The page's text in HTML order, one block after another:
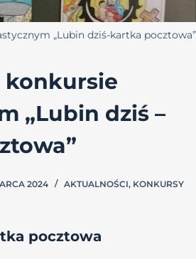
„Lubin dziś-kartka pocztowa”
konkursie
„Lubin dziś –
2024 AKTUALNOŚCI, KONKURSY
pocztowa